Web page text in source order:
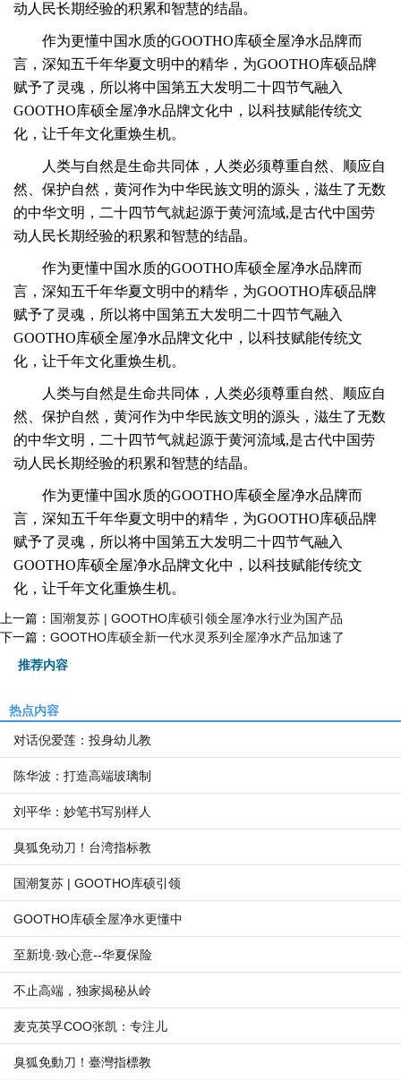
动人民长期经验的积累和智慧的结晶。
作为更懂中国水质的GOOTHO库硕全屋净水品牌而
言，深知五千年华夏文明中的精华，为GOOTHO库硕品牌
赋予了灵魂，所以将中国第五大发明二十四节气融入
GOOTHO库硕全屋净水品牌文化中，以科技赋能传统文
化，让千年文化重焕生机。
人类与自然是生命共同体，人类必须尊重自然、顺应自
然、保护自然，黄河作为中华民族文明的源头，滋生了无数
的中华文明， 二十四节气就起源于黄河流域,是古代中国劳
动人民长期经验的积累和智慧的结晶。
作为更懂中国水质的GOOTHO库硕全屋净水品牌而
言，深知五千年华夏文明中的精华，为GOOTHO库硕品牌
赋予了灵魂，所以将中国第五大发明二十四节气融入
GOOTHO库硕全屋净水品牌文化中，以科技赋能传统文
化，让千年文化重焕生机。
人类与自然是生命共同体，人类必须尊重自然、顺应自
然、保护自然，黄河作为中华民族文明的源头，滋生了无数
的中华文明， 二十四节气就起源于黄河流域,是古代中国劳
动人民长期经验的积累和智慧的结晶。
作为更懂中国水质的GOOTHO库硕全屋净水品牌而
言，深知五千年华夏文明中的精华，为GOOTHO库硕品牌
赋予了灵魂，所以将中国第五大发明二十四节气融入
GOOTHO库硕全屋净水品牌文化中，以科技赋能传统文
化，让千年文化重焕生机。
上一篇： 国潮复苏 | GOOTHO库硕引领全屋净水行业为国产品
下一篇： GOOTHO库硕全新一代水灵系列全屋净水产品加速了
推荐内容
热点内容
对话倪爱莲：投身幼儿教
陈华波：打造高端玻璃制
刘平华：妙笔书写别样人
臭狐免动刀！台湾指标教
国潮复苏 | GOOTHO库硕引领
GOOTHO库硕全屋净水更懂中
至新境·致心意--华夏保险
不止高端，独家揭秘从岭
麦克英孚COO张凯：专注儿
臭狐免動刀！臺灣指標教